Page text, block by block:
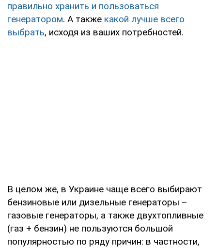
правильно хранить и пользоваться
генератором. А также какой лучше всего
выбрать, исходя из ваших потребностей.
В целом же, в Украине чаще всего выбирают
бензиновые или дизельные генераторы –
газовые генераторы, а также двухтопливные
(газ + бензин) не пользуются большой
популярностью по ряду причин: в частности,